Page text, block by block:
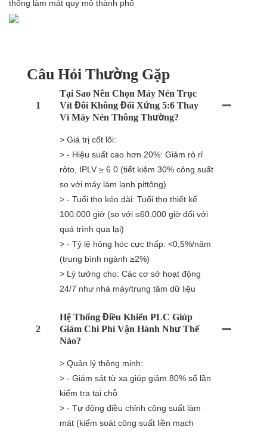
thống làm mát quy mô thành phố
Câu Hỏi Thường Gặp
1
Tại Sao Nên Chọn Máy Nén Trục
Vít Đôi Không Đối Xứng 5:6 Thay
Vì Máy Nén Thông Thường?
> Giá trị cốt lõi:
> - Hiệu suất cao hơn 20%: Giảm rò rỉ
rôto, IPLV ≥ 6.0 (tiết kiệm 30% công suất
so với máy làm lạnh pittông)
> - Tuổi thọ kéo dài: Tuổi thọ thiết kế
100.000 giờ (so với ≤60.000 giờ đối với
quá trình qua lại)
> - Tỷ lệ hỏng hóc cực thấp: <0,5%/năm
(trung bình ngành ≥2%)
> Lý tưởng cho: Các cơ sở hoạt động
24/7 như nhà máy/trung tâm dữ liệu
2
Hệ Thống Điều Khiển PLC Giúp
Giảm Chi Phí Vận Hành Như Thế
Nào?
> Quản lý thông minh:
> - Giám sát từ xa giúp giảm 80% số lần
kiểm tra tại chỗ
> - Tự động điều chỉnh công suất làm
mát (kiểm soát công suất liền mạch